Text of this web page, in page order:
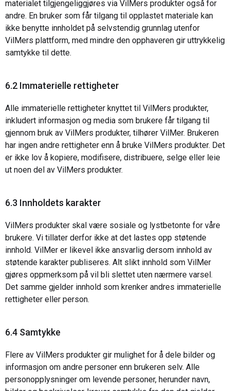
materialet tilgjengeliggjøres via VilMers produkter også for
andre. En bruker som får tilgang til opplastet materiale kan
ikke benytte innholdet på selvstendig grunnlag utenfor
VilMers plattform, med mindre den opphaveren gir uttrykkelig
samtykke til dette.
6.2 Immaterielle rettigheter
Alle immaterielle rettigheter knyttet til VilMers produkter,
inkludert informasjon og media som brukere får tilgang til
gjennom bruk av VilMers produkter, tilhører VilMer. Brukeren
har ingen andre rettigheter enn å bruke VilMers produkter. Det
er ikke lov å kopiere, modifisere, distribuere, selge eller leie
ut noen del av VilMers produkter.
6.3 Innholdets karakter
VilMers produkter skal være sosiale og lystbetonte for våre
brukere. Vi tillater derfor ikke at det lastes opp støtende
innhold. VilMer er likevel ikke ansvarlig dersom innhold av
støtende karakter publiseres. Alt slikt innhold som VilMer
gjøres oppmerksom på vil bli slettet uten nærmere varsel.
Det samme gjelder innhold som krenker andres immaterielle
rettigheter eller person.
6.4 Samtykke
Flere av VilMers produkter gir mulighet for å dele bilder og
informasjon om andre personer enn brukeren selv. Alle
personopplysninger om levende personer, herunder navn,